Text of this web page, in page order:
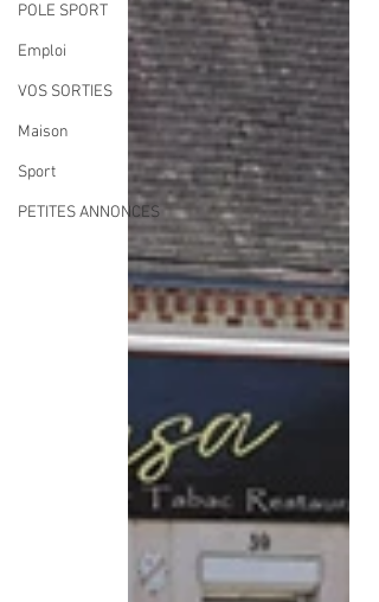
POLE SPORT
Emploi
VOS SORTIES
Maison
Sport
PETITES ANNONCES